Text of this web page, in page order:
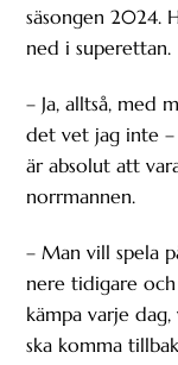
säsongen 2024.
ned i superettan.
– Ja, alltså, med
det vet jag inte
är absolut att
norrmannen.
– Man vill spela
nere tidigare
kämpa varje
ska komma